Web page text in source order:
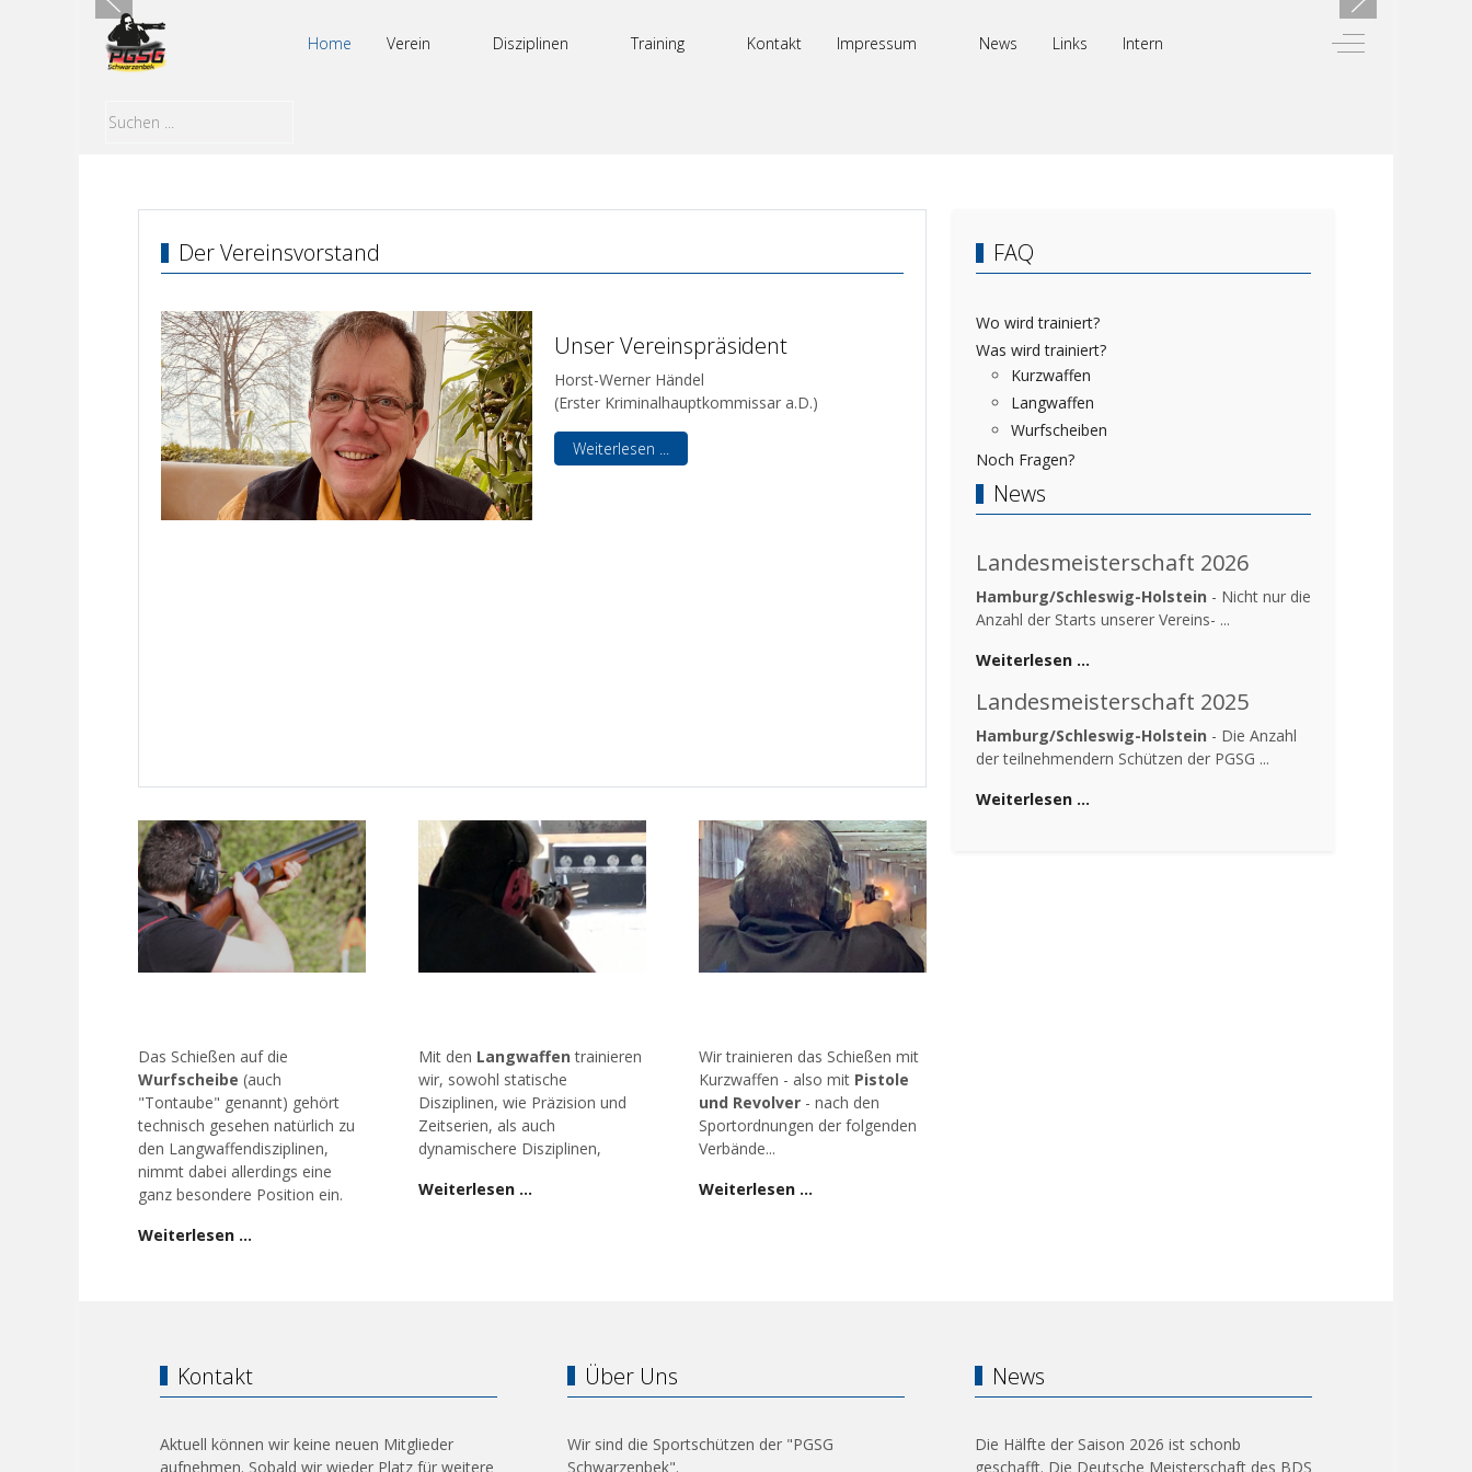
Home Verein Disziplinen Training Kontakt Impressum News Links Intern Off-Canvas
Der Vereinsvorstand
Unser Vereinspräsident
Horst-Werner Händel
(Erster Kriminalhauptkommissar a.D.)
Weiterlesen ...
Das Schießen auf die
Wurfscheibe (auch
"Tontaube" genannt) gehört
technisch gesehen natürlich zu
den Langwaffendisziplinen,
nimmt dabei allerdings eine
ganz besondere Position ein.
Weiterlesen …
Mit den Langwaffen trainieren
wir, sowohl statische
Disziplinen, wie Präzision und
Zeitserien, als auch
dynamischere Disziplinen,
Weiterlesen …
Wir trainieren das Schießen mit
Kurzwaffen - also mit Pistole
und Revolver - nach den
Sportordnungen der folgenden
Verbände...
Weiterlesen …
FAQ
Wo wird trainiert?
Was wird trainiert?
Kurzwaffen
Langwaffen
Wurfscheiben
Noch Fragen?
News
Landesmeisterschaft 2026
Hamburg/Schleswig-Holstein - Nicht nur die
Anzahl der Starts unserer Vereins- ...
Weiterlesen …
Landesmeisterschaft 2025
Hamburg/Schleswig-Holstein - Die Anzahl
der teilnehmendern Schützen der PGSG ...
Weiterlesen …
Kontakt
Aktuell können wir keine neuen Mitglieder
aufnehmen. Sobald wir wieder Platz für weitere
Über Uns
Wir sind die Sportschützen der "PGSG
Schwarzenbek".
News
Die Hälfte der Saison 2026 ist schonb
geschafft. Die Deutsche Meisterschaft des BDS